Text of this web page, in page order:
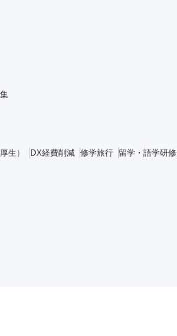
生） DX経費削減 修学旅行 留学・語学研修